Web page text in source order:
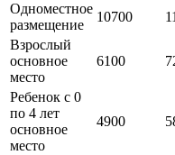
Одноместное
размещение
10700
Взрослый
основное
место
6100
Ребенок с 0
по 4 лет
основное
место
4900